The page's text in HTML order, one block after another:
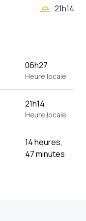
wb_twilight_2 21h14
06h27
Heure locale
21h14
Heure locale
14 heures,
47 minutes